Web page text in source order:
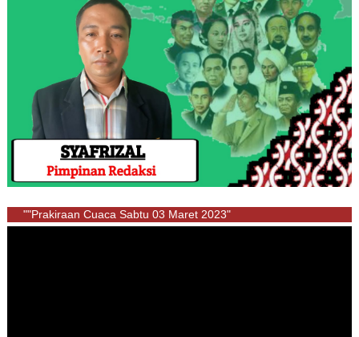
""Prakiraan Cuaca Sabtu 03 Maret 2023"